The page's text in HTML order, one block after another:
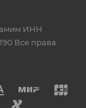
ИНН
Все права